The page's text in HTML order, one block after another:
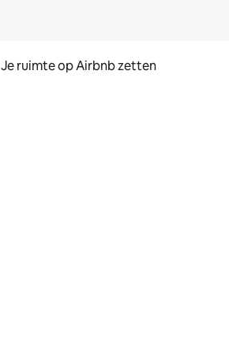
Je ruimte op Airbnb zetten